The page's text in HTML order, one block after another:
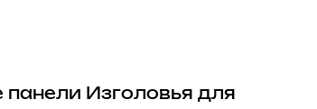
панели Изголовья для